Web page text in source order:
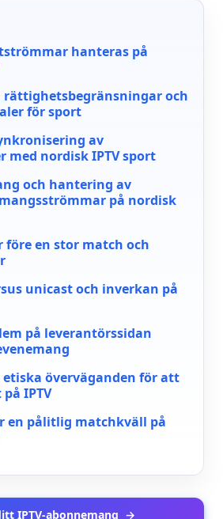
hanteras på
rättighetsbegränsningar och
för sport
av
med nordisk IPTV sport
och hantering av
på nordisk
före en stor match och
unicast och inverkan på
på leverantörssidan
etiska överväganden för att
IPTV
en pålitlig matchkväll på
IPTV-abonnemang →